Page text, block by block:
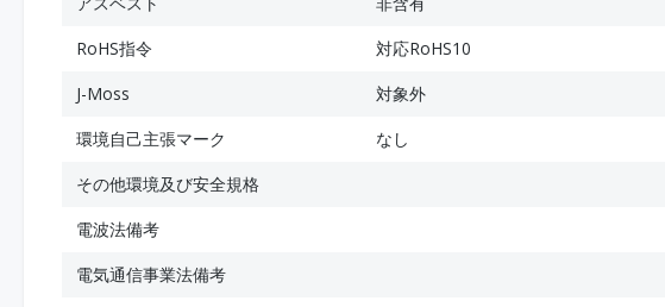
RoHS指令
対応RoHS10
J-Moss
対象外
環境自己主張マーク
なし
その他環境及び安全規格
電波法備考
電気通信事業法備考